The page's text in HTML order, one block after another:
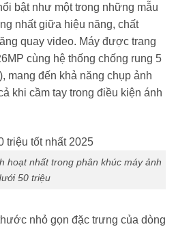
bật như một trong những mẫu
nhất giữa hiệu năng, chất
quay video. Máy được trang
cùng hệ thống chống rung 5
mang đến khả năng chụp ảnh
khi cầm tay trong điều kiện ánh
hoạt nhất trong phân khúc máy ảnh
50 triệu
nhỏ gọn đặc trưng của dòng